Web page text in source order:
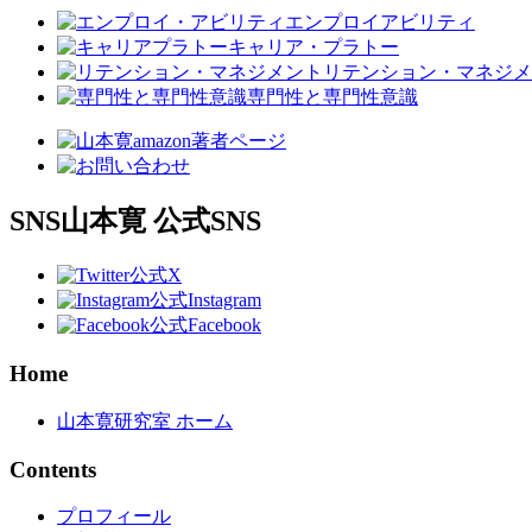
エンプロイアビリティ
キャリア・プラトー
リテンション・マネジ
専門性と専門性意識
SNS山本寛 公式SNS
公式X
公式Instagram
公式Facebook
Home
山本寛研究室 ホーム
Contents
プロフィール